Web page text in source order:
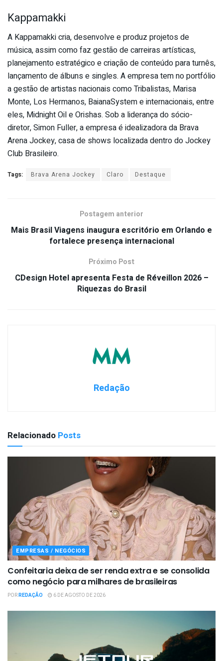
Kappamakki
A Kappamakki cria, desenvolve e produz projetos de
música, assim como faz gestão de carreiras artísticas,
planejamento estratégico e criação de conteúdo para turnês,
lançamento de álbuns e singles. A empresa tem no portfólio
a gestão de artistas nacionais como Tribalistas, Marisa
Monte, Los Hermanos, BaianaSystem e internacionais, entre
eles, Midnight Oil e Orishas. Sob a liderança do sócio-
diretor, Simon Fuller, a empresa é idealizadora da Brava
Arena Jockey, casa de shows localizada dentro do Jockey
Club Brasileiro.
Tags: Brava Arena Jockey Claro Destaque
Postagem anterior
Mais Brasil Viagens inaugura escritório em Orlando e
fortalece presença internacional
Próximo Post
CDesign Hotel apresenta Festa de Réveillon 2026 –
Riquezas do Brasil
Redação
Relacionado Posts
EMPRESAS / NEGÓCIOS
Confeitaria deixa de ser renda extra e se consolida
como negócio para milhares de brasileiras
PORREDAÇÃO 6 DE AGOSTO DE 2026